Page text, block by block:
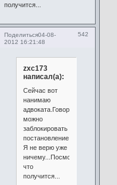
получится...
Поделиться 542
04-08-
2012 16:21:48
zxc173
написал(а):
Сейчас вот
нанимаю
адвоката.Говорит,что
можно
заблокировать
постановление...
Я не верю уже
ничему...Посмотрим
что
получится...